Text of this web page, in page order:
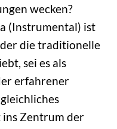
wecken?
(Instrumental) ist
die traditionelle
sei es als
erfahrener
ins Zentrum der